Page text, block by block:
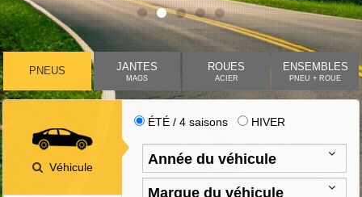
PNEUS JANTES
MAGS
ROUES
ACIER
ENSEMBLES
PNEU + ROUE
Véhicule
ÉTÉ / 4 saisons HIVER